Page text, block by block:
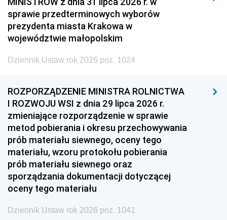
2008 2007
2005 2004
2002 2001
1999 1998
1993 1992 1991
1990 1989 1988
1987 1986 1985
1984 1983 1982
1981 1980
1978 1977
1975 1974
sprawie przedterminowych wyborów
prezydenta miasta Krakowa w
województwie małopolskim
Dziennik Ustaw rok 2026 poz. 1024
ROZPORZĄDZENIE MINISTRA ROLNICTWA
I ROZWOJU WSI z dnia 29 lipca 2026 r.
zmieniające rozporządzenie w sprawie
metod pobierania i okresu przechowywania
prób materiału siewnego, oceny tego
materiału, wzoru protokołu pobierania
prób materiału siewnego oraz
sporządzania dokumentacji dotyczącej
oceny tego materiału
Dziennik Ustaw rok 2026 poz. 1041